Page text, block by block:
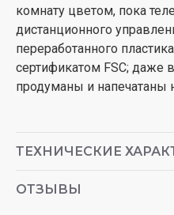
комнату цветом, пока
дистанционного
переработанного
сертификатом FSC; даже
продуманы и напечатаны
ТЕХНИЧЕСКИЕ
ОТЗЫВЫ